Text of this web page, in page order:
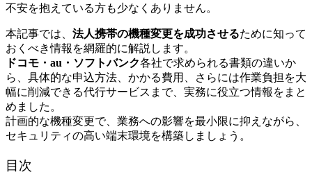
不安を抱えている方も少なくありません。
本記事では、 法人携帯の機種変更を成功させるために知って
おくべき情報を網羅的に解説します。
ドコモ・au・ソフトバンク各社で求められる書類の違いか
ら、具体的な申込方法、かかる費用、さらには作業負担を大
幅に削減できる代行サービスまで、実務に役立つ情報をまと
めました。
計画的な機種変更で、業務への影響を最小限に抑えながら、
セキュリティの高い端末環境を構築しましょう。
目次